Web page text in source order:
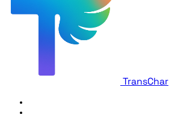
TransChar